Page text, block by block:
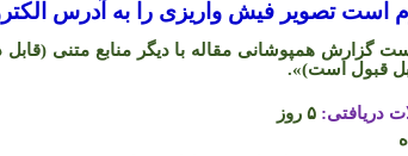
است تصویر فیش واریزی را به آدرس
گزارش همپوشانی مقاله با دیگر منابع متنی (قابل
قبول است)«
.
دریافتی: ۵ روز